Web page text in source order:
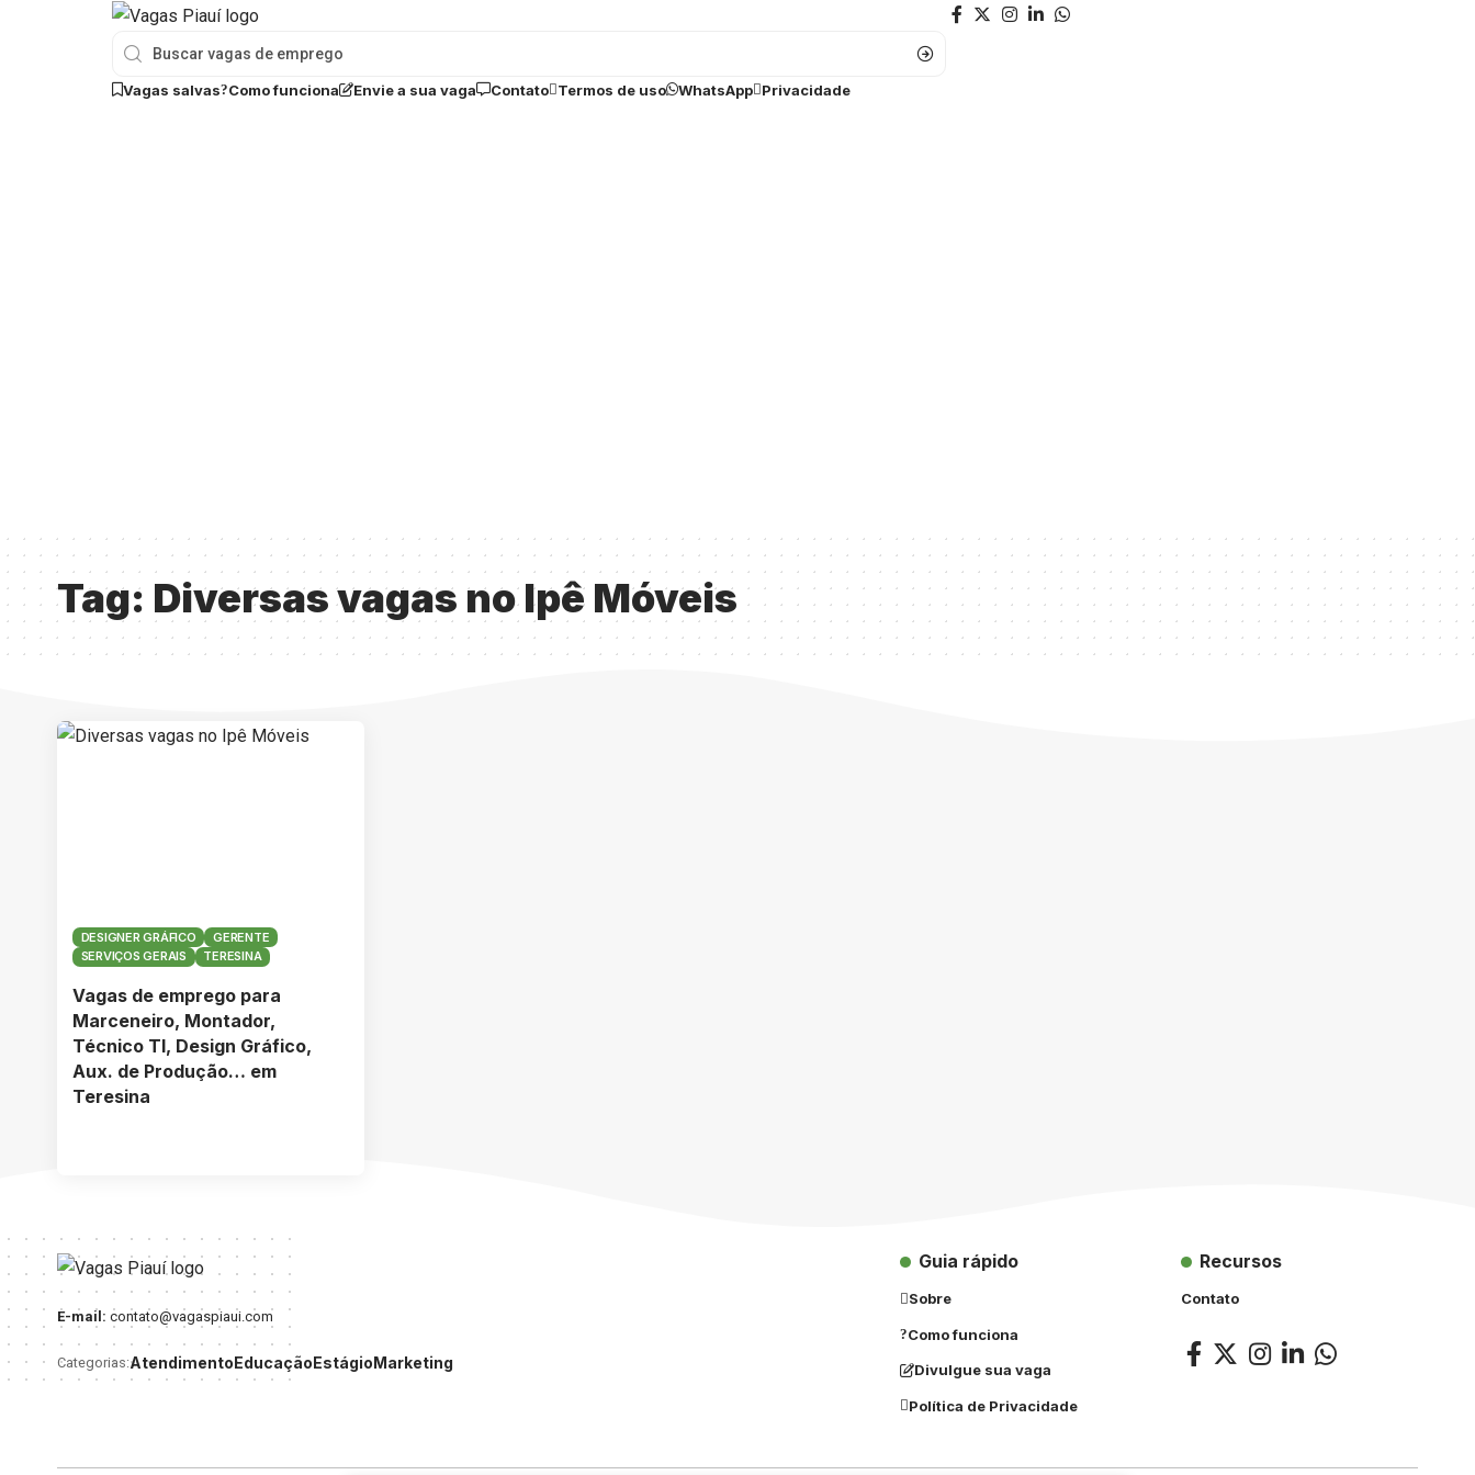
Vagas salvas Como funciona Envie a sua vaga Contato Termos de uso WhatsApp Privacidade
Tag: Diversas vagas no Ipê Móveis
DESIGNER GRÁFICO
GERENTE
SERVIÇOS GERAIS
TERESINA
Vagas de emprego para
Marceneiro, Montador,
Técnico TI, Design Gráfico,
Aux. de Produção… em
Teresina
E-mail: contato@vagaspiaui.com
Categorias:AtendimentoEducaçãoEstágioMarketing
Guia rápido
Sobre
Como funciona
Divulgue sua vaga
Política de Privacidade
Recursos
Contato